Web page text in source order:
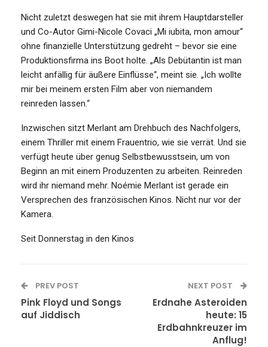
Nicht zuletzt deswegen hat sie mit ihrem Hauptdarsteller
und Co-Autor Gimi-Nicole Covaci „Mi iubita, mon amour“
ohne finanzielle Unterstützung gedreht – bevor sie eine
Produktionsfirma ins Boot holte. „Als Debütantin ist man
leicht anfällig für äußere Einflüsse“, meint sie. „Ich wollte
mir bei meinem ersten Film aber von niemandem
reinreden lassen.“
Inzwischen sitzt Merlant am Drehbuch des Nachfolgers,
einem Thriller mit einem Frauentrio, wie sie verrät. Und sie
verfügt heute über genug Selbstbewusstsein, um von
Beginn an mit einem Produzenten zu arbeiten. Reinreden
wird ihr niemand mehr. Noémie Merlant ist gerade ein
Versprechen des französischen Kinos. Nicht nur vor der
Kamera.
Seit Donnerstag in den Kinos
PREV POST
Pink Floyd und Songs
auf Jiddisch
NEXT POST
Erdnahe Asteroiden
heute: 15
Erdbahnkreuzer im
Anflug!